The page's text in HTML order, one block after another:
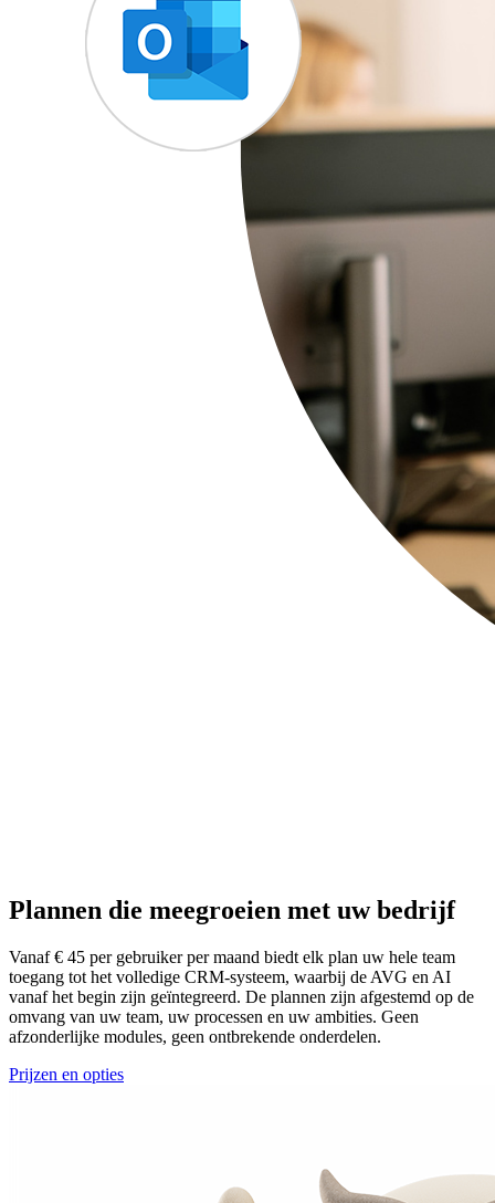
Plannen die meegroeien met uw bedrijf
Vanaf € 45 per gebruiker per maand biedt elk plan uw hele team
toegang tot het volledige CRM-systeem, waarbij de AVG en AI
vanaf het begin zijn geïntegreerd. De plannen zijn afgestemd op de
omvang van uw team, uw processen en uw ambities. Geen
afzonderlijke modules, geen ontbrekende onderdelen.
Prijzen en opties